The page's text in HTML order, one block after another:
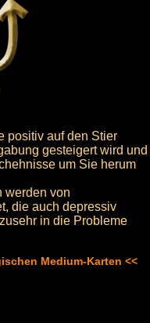
positiv auf den Stier
gesteigert wird und
um Sie herum
werden von
die auch depressiv
in die Probleme
Medium-Karten <<